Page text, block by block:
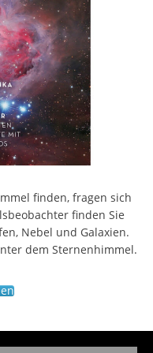
finden, fragen sich
finden Sie
Nebel und Galaxien.
dem Sternenhimmel.